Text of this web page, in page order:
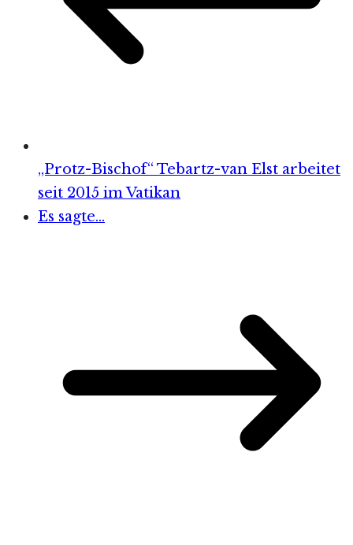
„Protz-Bischof“ Tebartz-van Elst arbeitet
seit 2015 im Vatikan
Es sagte…